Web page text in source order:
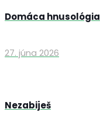
Domáca hnusológia
27. júna 2026
Nezabiješ